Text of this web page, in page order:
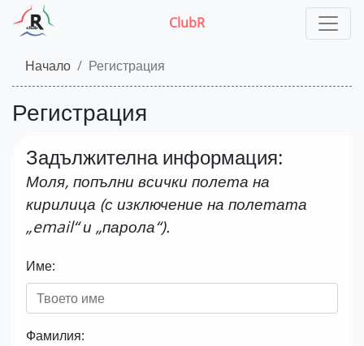
ClubR
Начало Регистрация
Регистрация
Задължителна информация:
Моля, попълни всички полета на
кирилица (с изключение на полетата
email и парола ).
Име:
Фамилия: